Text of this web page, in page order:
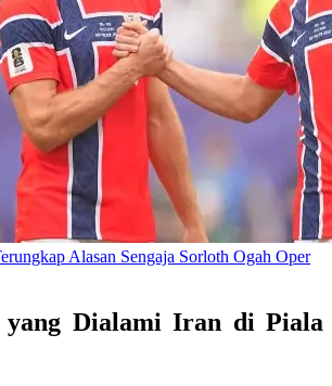
Alasan Sengaja Sorloth Ogah Oper
yang Dialami Iran di Piala